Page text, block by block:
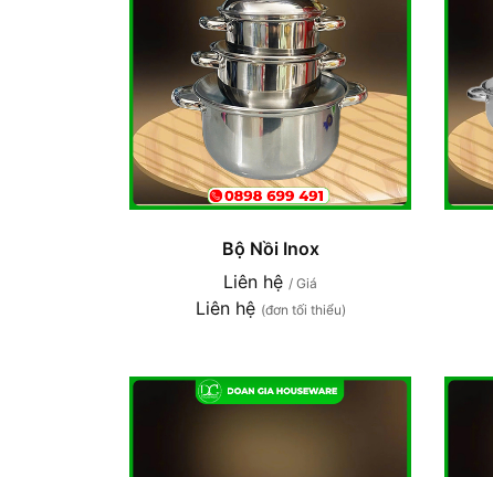
Bộ Nồi Inox
Liên hệ / Giá
Liên hệ (đơn tối thiểu)